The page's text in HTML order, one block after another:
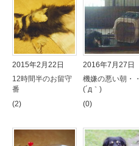
2015年2月22日
12時間半のお留守
番
(2)
2016年7月27日
機嫌の悪い朝・・
(´д｀)
(0)